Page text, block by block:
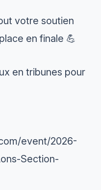
votre soutien
en finale 💪
en tribunes pour
event/2026-
Section-